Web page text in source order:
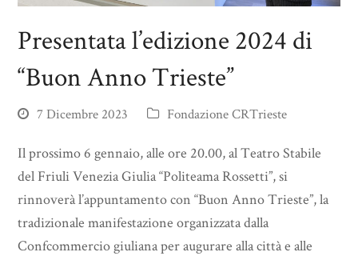
Presentata l’edizione 2024 di
“Buon Anno Trieste”
7 Dicembre 2023 Fondazione CRTrieste
Il prossimo 6 gennaio, alle ore 20.00, al Teatro Stabile
del Friuli Venezia Giulia “Politeama Rossetti”, si
rinnoverà l’appuntamento con “Buon Anno Trieste”, la
tradizionale manifestazione organizzata dalla
Confcommercio giuliana per augurare alla città e alle